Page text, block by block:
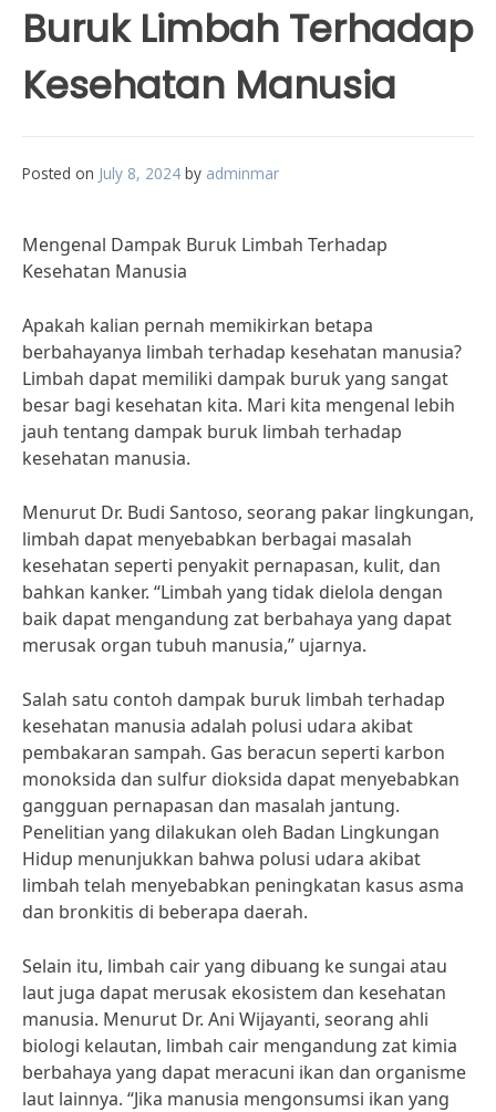
Buruk Limbah Terhadap
Kesehatan Manusia
Posted on July 8, 2024 by adminmar
Mengenal Dampak Buruk Limbah Terhadap
Kesehatan Manusia
Apakah kalian pernah memikirkan betapa
berbahayanya limbah terhadap kesehatan manusia?
Limbah dapat memiliki dampak buruk yang sangat
besar bagi kesehatan kita. Mari kita mengenal lebih
jauh tentang dampak buruk limbah terhadap
kesehatan manusia.
Menurut Dr. Budi Santoso, seorang pakar lingkungan,
limbah dapat menyebabkan berbagai masalah
kesehatan seperti penyakit pernapasan, kulit, dan
bahkan kanker. “Limbah yang tidak dielola dengan
baik dapat mengandung zat berbahaya yang dapat
merusak organ tubuh manusia,” ujarnya.
Salah satu contoh dampak buruk limbah terhadap
kesehatan manusia adalah polusi udara akibat
pembakaran sampah. Gas beracun seperti karbon
monoksida dan sulfur dioksida dapat menyebabkan
gangguan pernapasan dan masalah jantung.
Penelitian yang dilakukan oleh Badan Lingkungan
Hidup menunjukkan bahwa polusi udara akibat
limbah telah menyebabkan peningkatan kasus asma
dan bronkitis di beberapa daerah.
Selain itu, limbah cair yang dibuang ke sungai atau
laut juga dapat merusak ekosistem dan kesehatan
manusia. Menurut Dr. Ani Wijayanti, seorang ahli
biologi kelautan, limbah cair mengandung zat kimia
berbahaya yang dapat meracuni ikan dan organisme
laut lainnya. “Jika manusia mengonsumsi ikan yang